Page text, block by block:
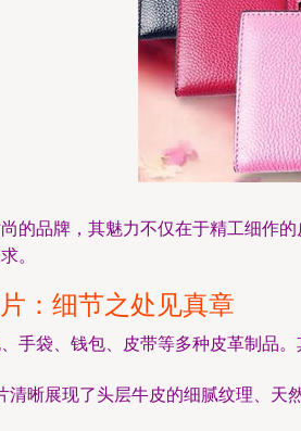
的品牌，其魅力不仅在于精工细作
。
：细节之处见真章
手袋、钱包、皮带等多种皮革制品
清晰展现了头层牛皮的细腻纹理、